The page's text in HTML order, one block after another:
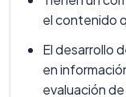
el contenido
El desarrollo
en
evaluación